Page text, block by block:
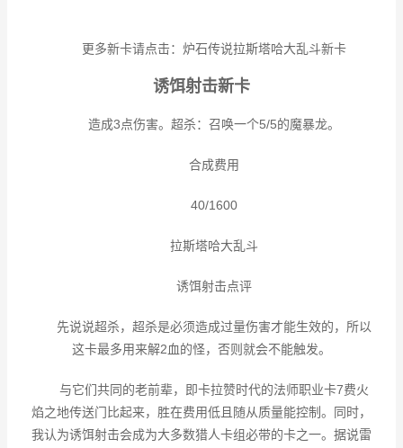
更多新卡请点击：炉石传说拉斯塔哈大乱斗新卡
诱饵射击新卡
造成3点伤害。超杀：召唤一个5/5的魔暴龙。
合成费用
40/1600
拉斯塔哈大乱斗
诱饵射击点评
先说说超杀，超杀是必须造成过量伤害才能生效的，所以
这卡最多用来解2血的怪，否则就会不能触发。
与它们共同的老前辈，即卡拉赞时代的法师职业卡7费火
焰之地传送门比起来，胜在费用低且随从质量能控制。同时，
我认为诱饵射击会成为大多数猎人卡组必带的卡之一。据说雷